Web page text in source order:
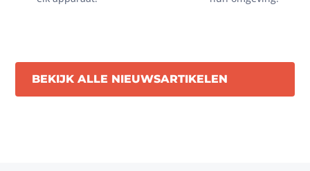
BEKIJK ALLE NIEUWSARTIKELEN